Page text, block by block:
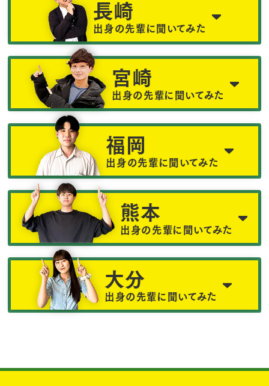
長崎
出身の先輩に聞いてみた
宮崎
出身の先輩に聞いてみた
福岡
出身の先輩に聞いてみた
熊本
出身の先輩に聞いてみた
大分
出身の先輩に聞いてみた